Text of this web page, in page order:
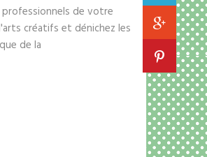
de votre
créatifs et dénichez les
de la